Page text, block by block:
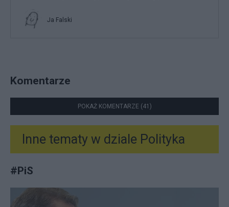
Ja Falski
Komentarze
POKAŻ KOMENTARZE (41)
Inne tematy w dziale Polityka
#PiS